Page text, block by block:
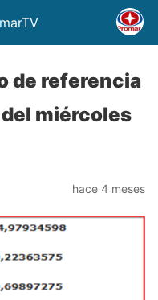
de referencia
miércoles
hace 4 meses